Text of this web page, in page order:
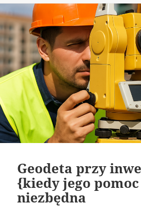
Geodeta przy
{kiedy jego
niezbędna